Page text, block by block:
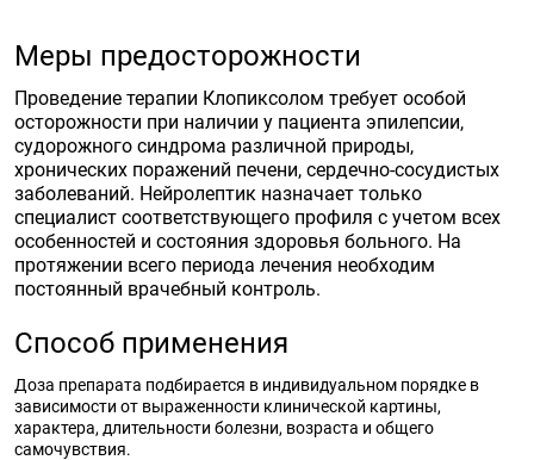
Меры предосторожности
Проведение терапии Клопиксолом требует особой
осторожности при наличии у пациента эпилепсии,
судорожного синдрома различной природы,
хронических поражений печени, сердечно-сосудистых
заболеваний. Нейролептик назначает только
специалист соответствующего профиля с учетом всех
особенностей и состояния здоровья больного. На
протяжении всего периода лечения необходим
постоянный врачебный контроль.
Способ применения
Доза препарата подбирается в индивидуальном порядке в
зависимости от выраженности клинической картины,
характера, длительности болезни, возраста и общего
самочувствия.